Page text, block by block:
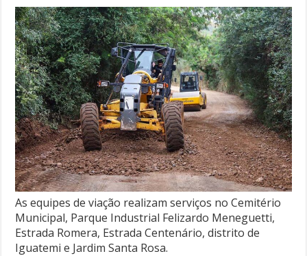
As equipes de viação realizam serviços no Cemitério
Municipal, Parque Industrial Felizardo Meneguetti,
Estrada Romera, Estrada Centenário, distrito de
Iguatemi e Jardim Santa Rosa.